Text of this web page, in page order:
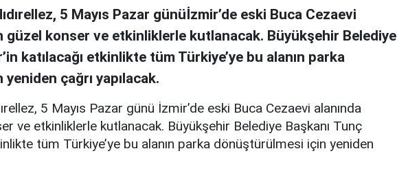
5 Mayıs Pazar günüİzmir’de eski Buca Cezaevi
güzel konser ve etkinliklerle kutlanacak. Büyükşehir Belediye
katılacağı etkinlikte tüm Türkiye’ye bu alanın parka
çağrı yapılacak.
5 Mayıs Pazar günü İzmir’de eski Buca Cezaevi alanında
ve etkinliklerle kutlanacak. Büyükşehir Belediye Başkanı Tunç
tüm Türkiye’ye bu alanın parka dönüştürülmesi için yeniden